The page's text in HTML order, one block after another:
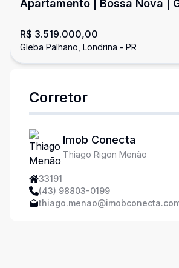
Apartamento | Bossa Nova |
R$ 3.519.000,00
Gleba Palhano, Londrina - PR
Corretor
Imob Conecta
Thiago Rigon Menão
33191
(43) 98803-0199